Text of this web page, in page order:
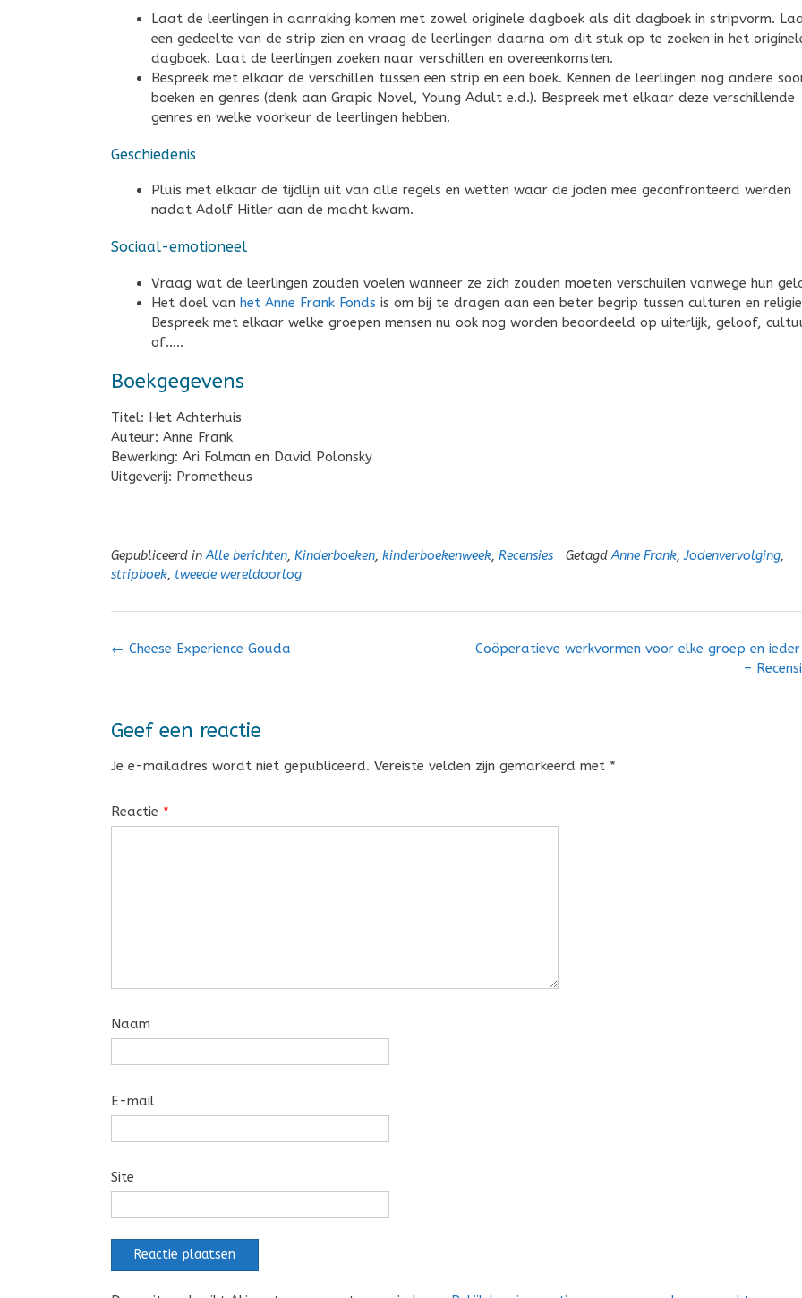
Laat de leerlingen in aanraking komen met zowel originele dagboek als dit dagboek in stripvorm.
een gedeelte van de strip zien en vraag de leerlingen daarna om dit stuk op te zoeken in het
dagboek. Laat de leerlingen zoeken naar verschillen en overeenkomsten.
Bespreek met elkaar de verschillen tussen een strip en een boek. Kennen de leerlingen nog andere
boeken en genres (denk aan Grapic Novel, Young Adult e.d.). Bespreek met elkaar deze verschillende
genres en welke voorkeur de leerlingen hebben.
Geschiedenis
Pluis met elkaar de tijdlijn uit van alle regels en wetten waar de joden mee geconfronteerd werden
nadat Adolf Hitler aan de macht kwam.
Sociaal-emotioneel
Vraag wat de leerlingen zouden voelen wanneer ze zich zouden moeten verschuilen vanwege hun
Het doel van het Anne Frank Fonds is om bij te dragen aan een beter begrip tussen culturen en
Bespreek met elkaar welke groepen mensen nu ook nog worden beoordeeld op uiterlijk, geloof,
of…..
Boekgegevens
Titel: Het Achterhuis
Auteur: Anne Frank
Bewerking: Ari Folman en David Polonsky
Uitgeverij: Prometheus
Gepubliceerd inAlle berichten, Kinderboeken, kinderboekenweek, Recensies GetagdAnne Frank,Jodenvervolging,
stripboek, tweede wereldoorlog
Bericht
Coöperatieve werkvormen voor elke groep en
–
← Cheese Experience Gouda
Geef een reactie
Je e-mailadres wordt niet gepubliceerd. Vereiste velden zijn gemarkeerd met *
Reactie *
Naam
E-mail
Site